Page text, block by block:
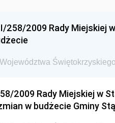
258/2009 Rady Miejskiej
2009 Rady Miejskiej w
w budżecie Gminy